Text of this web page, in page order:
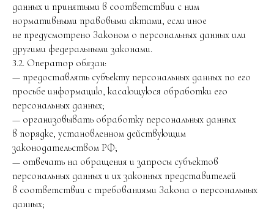
данных и принятыми в соответствии с ним
нормативными правовыми актами, если иное
не предусмотрено Законом о персональных данных или
другими федеральными законами.
3.2. Оператор обязан:
— предоставлять субъекту персональных данных по его
просьбе информацию, касающуюся обработки его
персональных данных;
— организовывать обработку персональных данных
в порядке, установленном действующим
законодательством РФ;
— отвечать на обращения и запросы субъектов
персональных данных и их законных представителей
в соответствии с требованиями Закона о персональных
данных;